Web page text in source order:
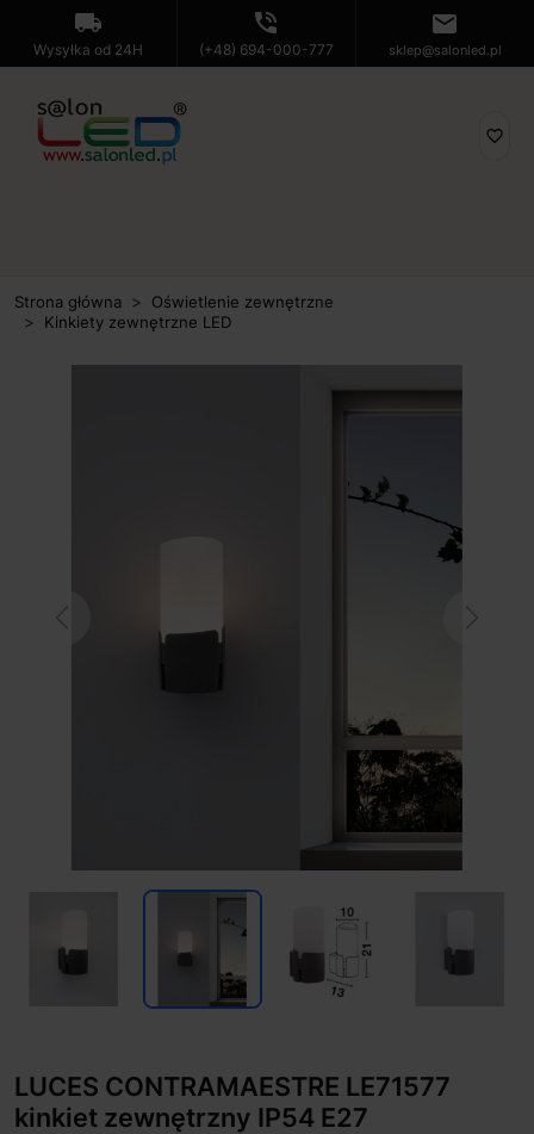
local_shipping
Wysyłka od 24H
phone_in_talk
(+48) 694-000-777
mail
sklep@salonled.pl
favorite_border
Strona główna
Oświetlenie zewnętrzne
Kinkiety zewnętrzne LED
LUCES CONTRAMAESTRE LE71577
kinkiet zewnętrzny IP54 E27